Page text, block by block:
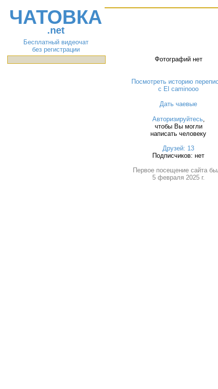
ЧАТОВКА
.net
Бесплатный видеочат
без регистрации
Фотографий нет
Посмотреть историю
с El caminooo
Дать чаевые
Авторизируйтесь,
чтобы Вы могли
написать человеку
Друзей: 13
Подписчиков: нет
Первое посещение сайта
5 февраля 2025 г.